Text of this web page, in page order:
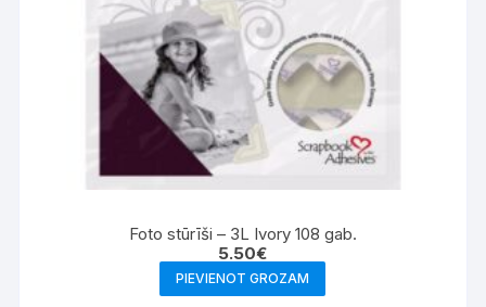
Foto stūrīši – 3L Ivory 108 gab.
5.50€
PIEVIENOT GROZAM